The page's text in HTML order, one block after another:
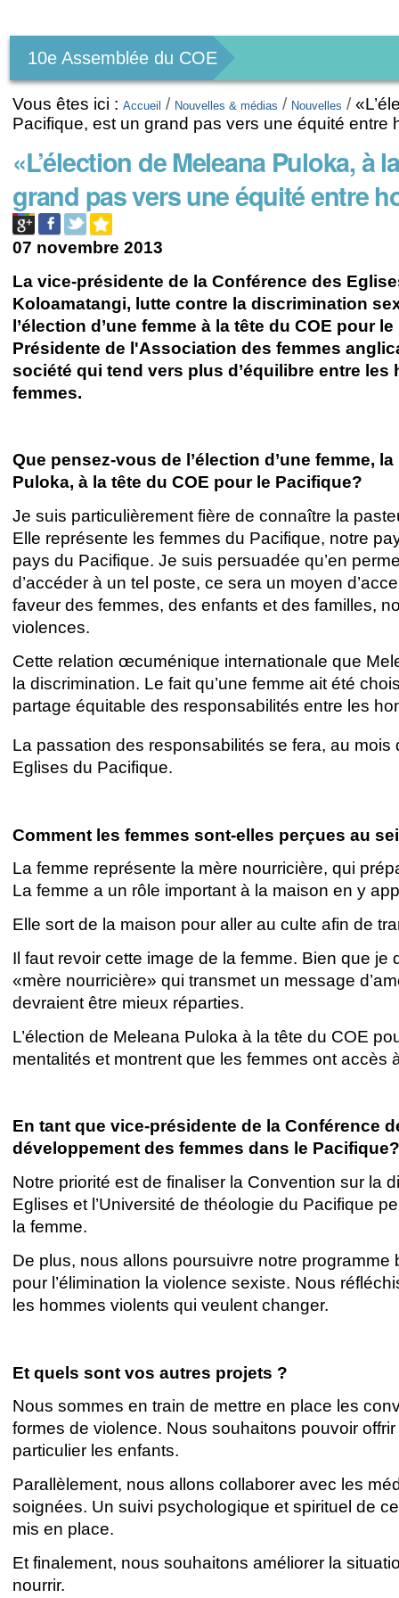
personnels
10e Assemblée du COE
Vous êtes ici : Accueil / Nouvelles & médias / Nouvelles /
Pacifique, est un grand pas vers une équité entre
«L’élection de Meleana Puloka, à
grand pas vers une équité entre
07 novembre 2013
La vice-présidente de la Conférence des
Koloamatangi, lutte contre la discrimination
l’élection d’une femme à la tête du COE pour
Présidente de l'Association des femmes
société qui tend vers plus d’équilibre entre les
femmes.
Que pensez-vous de l’élection d’une femme,
Puloka, à la tête du COE pour le Pacifique?
Je suis particulièrement fière de connaître la
Elle représente les femmes du Pacifique, notre
pays du Pacifique. Je suis persuadée qu’en
d’accéder à un tel poste, ce sera un moyen
faveur des femmes, des enfants et des familles,
violences.
Cette relation œcuménique internationale que
la discrimination. Le fait qu’une femme ait été
partage équitable des responsabilités entre les
La passation des responsabilités se fera, au mois
Eglises du Pacifique.
Comment les femmes sont-elles perçues au
La femme représente la mère nourricière, qui
La femme a un rôle important à la maison en y
Elle sort de la maison pour aller au culte afin de
Il faut revoir cette image de la femme. Bien que
«mère nourricière» qui transmet un message
devraient être mieux réparties.
L’élection de Meleana Puloka à la tête du COE
mentalités et montrent que les femmes ont accès
En tant que vice-présidente de la Conférence
développement des femmes dans le
Notre priorité est de finaliser la Convention sur la
Eglises et l’Université de théologie du Pacifique
la femme.
De plus, nous allons poursuivre notre
pour l’élimination la violence sexiste. Nous
les hommes violents qui veulent changer.
Et quels sont vos autres projets ?
Nous sommes en train de mettre en place les
formes de violence. Nous souhaitons pouvoir
particulier les enfants.
Parallèlement, nous allons collaborer avec les
soignées. Un suivi psychologique et spirituel de
mis en place.
Et finalement, nous souhaitons améliorer la
nourrir.